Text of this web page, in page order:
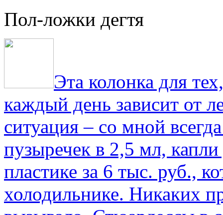
Пол-ложки дегтя
Эта колонка для
каждый день зависит от
ситуация – со мной
пузыречек в 2,5 мл,
пластике за 6 тыс. руб.,
холодильнике. Никаких